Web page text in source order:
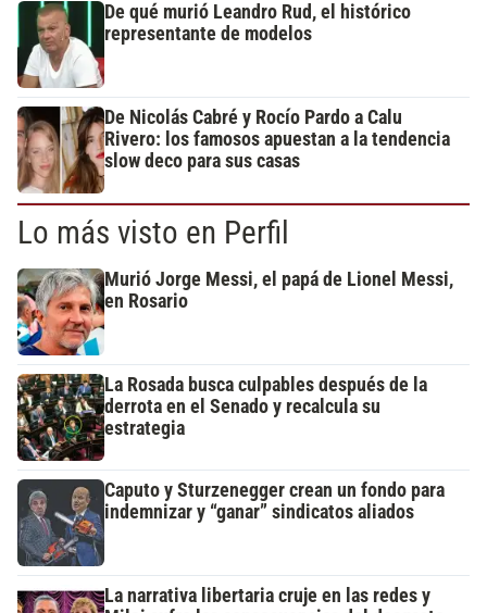
De qué murió Leandro Rud, el histórico
representante de modelos
De Nicolás Cabré y Rocío Pardo a Calu
Rivero: los famosos apuestan a la tendencia
slow deco para sus casas
Lo más visto en Perfil
Murió Jorge Messi, el papá de Lionel Messi,
en Rosario
La Rosada busca culpables después de la
derrota en el Senado y recalcula su
estrategia
Caputo y Sturzenegger crean un fondo para
indemnizar y “ganar” sindicatos aliados
La narrativa libertaria cruje en las redes y